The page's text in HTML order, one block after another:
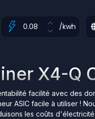
/kwh
X4-Q
facilité avec des
ASIC facile à utiliser !
les coûts